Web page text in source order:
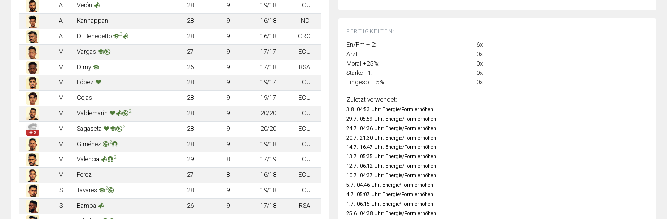
A Verón 28 9 19/18 ECU
A Kannappan 28 9 16/18 IND
A Di Benedetto 3 28 9 16/18 CRC
M Vargas 27 9 17/17 ECU
M Dimy 26 9 17/18 RSA
M López 28 9 19/17 ECU
M Cejas 28 9 19/17 ECU
M Valdemarín 2 28 9 20/20 ECU
✚ 5
M Sagaseta 2 28 9 20/20 ECU
M Giménez 2 28 9 19/18 ECU
M Valencia 2 29 8 17/19 ECU
M Perez 27 8 16/18 ECU
S Tavares 2 28 9 19/18 ECU
S Bamba 26 9 17/18 RSA
FERTIGKEITEN:
En/Fm + 2:
6x
Arzt:
0x
Moral +25%:
0x
Stärke +1:
0x
Eingesp. +5%:
0x
Zuletzt verwendet:
3.8. 04:53 Uhr: Energie/Form erhöhen
29.7. 05:59 Uhr: Energie/Form erhöhen
24.7. 04:36 Uhr: Energie/Form erhöhen
20.7. 21:30 Uhr: Energie/Form erhöhen
14.7. 16:47 Uhr: Energie/Form erhöhen
13.7. 05:35 Uhr: Energie/Form erhöhen
12.7. 06:12 Uhr: Energie/Form erhöhen
10.7. 04:37 Uhr: Energie/Form erhöhen
5.7. 04:46 Uhr: Energie/Form erhöhen
4.7. 05:07 Uhr: Energie/Form erhöhen
1.7. 06:15 Uhr: Energie/Form erhöhen
25.6. 04:38 Uhr: Energie/Form erhöhen